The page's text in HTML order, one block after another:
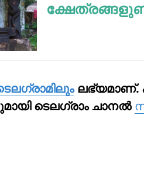
ലഭ്യമാണ്.
ടെലഗ്രാം ചാനല്‍